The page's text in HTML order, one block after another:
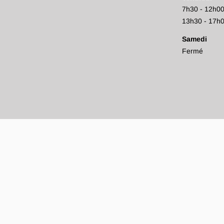
7h30 - 12h00
13h30 -
Samedi
Fermé